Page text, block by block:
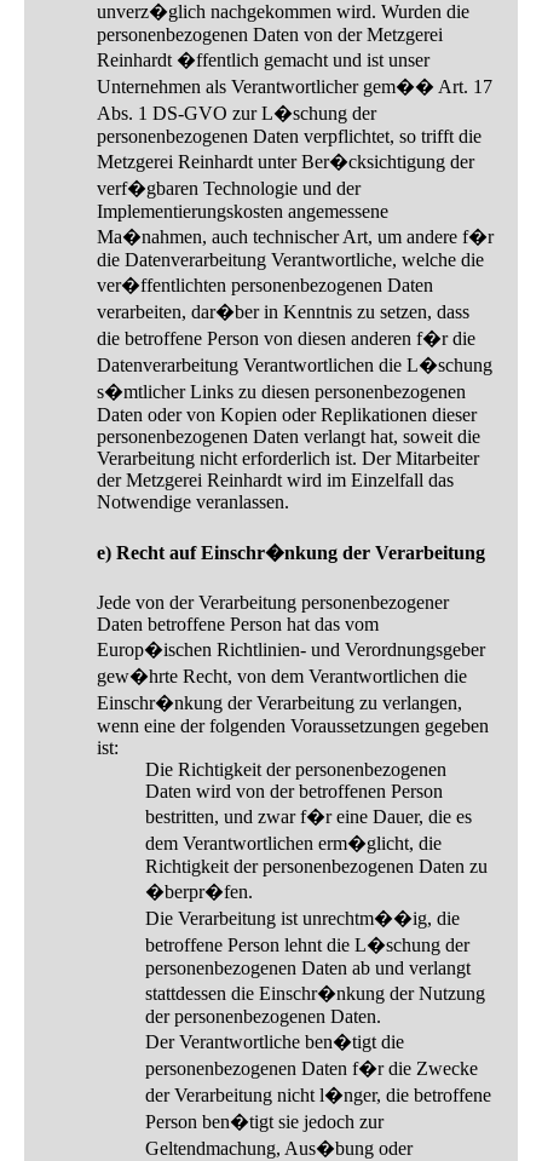
unverz�glich nachgekommen wird. Wurden die
personenbezogenen Daten von der Metzgerei
Reinhardt �ffentlich gemacht und ist unser
Unternehmen als Verantwortlicher gem�� Art. 17
Abs. 1 DS-GVO zur L�schung der
personenbezogenen Daten verpflichtet, so trifft die
Metzgerei Reinhardt unter Ber�cksichtigung der
verf�gbaren Technologie und der
Implementierungskosten angemessene
Ma�nahmen, auch technischer Art, um andere f�r
die Datenverarbeitung Verantwortliche, welche die
ver�ffentlichten personenbezogenen Daten
verarbeiten, dar�ber in Kenntnis zu setzen, dass
die betroffene Person von diesen anderen f�r die
Datenverarbeitung Verantwortlichen die L�schung
s�mtlicher Links zu diesen personenbezogenen
Daten oder von Kopien oder Replikationen dieser
personenbezogenen Daten verlangt hat, soweit die
Verarbeitung nicht erforderlich ist. Der Mitarbeiter
der Metzgerei Reinhardt wird im Einzelfall das
Notwendige veranlassen.
e) Recht auf Einschr�nkung der Verarbeitung
Jede von der Verarbeitung personenbezogener
Daten betroffene Person hat das vom
Europ�ischen Richtlinien- und Verordnungsgeber
gew�hrte Recht, von dem Verantwortlichen die
Einschr�nkung der Verarbeitung zu verlangen,
wenn eine der folgenden Voraussetzungen gegeben
ist:
Die Richtigkeit der personenbezogenen
Daten wird von der betroffenen Person
bestritten, und zwar f�r eine Dauer, die es
dem Verantwortlichen erm�glicht, die
Richtigkeit der personenbezogenen Daten zu
�berpr�fen.
Die Verarbeitung ist unrechtm��ig, die
betroffene Person lehnt die L�schung der
personenbezogenen Daten ab und verlangt
stattdessen die Einschr�nkung der Nutzung
der personenbezogenen Daten.
Der Verantwortliche ben�tigt die
personenbezogenen Daten f�r die Zwecke
der Verarbeitung nicht l�nger, die betroffene
Person ben�tigt sie jedoch zur
Geltendmachung, Aus�bung oder